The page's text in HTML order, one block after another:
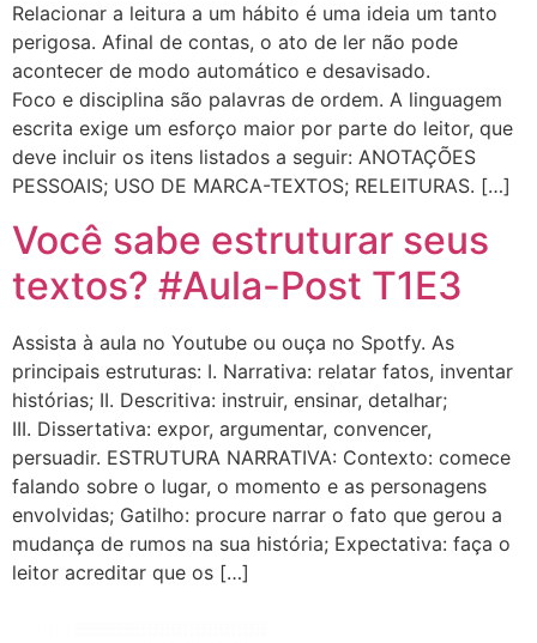
Relacionar a leitura a um hábito é uma ideia um tanto
perigosa. Afinal de contas, o ato de ler não pode
acontecer de modo automático e desavisado.
Foco e disciplina são palavras de ordem. A linguagem
escrita exige um esforço maior por parte do leitor, que
deve incluir os itens listados a seguir: ANOTAÇÕES
PESSOAIS; USO DE MARCA-TEXTOS; RELEITURAS. […]
Você sabe estruturar seus
textos? #Aula-Post T1E3
Assista à aula no Youtube ou ouça no Spotfy. As
principais estruturas: I. Narrativa: relatar fatos, inventar
histórias; II. Descritiva: instruir, ensinar, detalhar;
III. Dissertativa: expor, argumentar, convencer,
persuadir. ESTRUTURA NARRATIVA: Contexto: comece
falando sobre o lugar, o momento e as personagens
envolvidas; Gatilho: procure narrar o fato que gerou a
mudança de rumos na sua história; Expectativa: faça o
leitor acreditar que os […]